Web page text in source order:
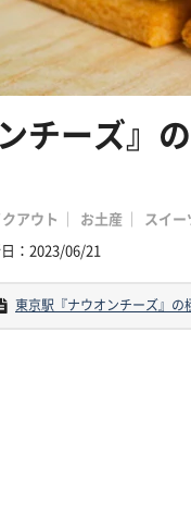
チーズ』
アウト お土産
スイー
：2023/06/21
東京駅『ナウオンチーズ』の